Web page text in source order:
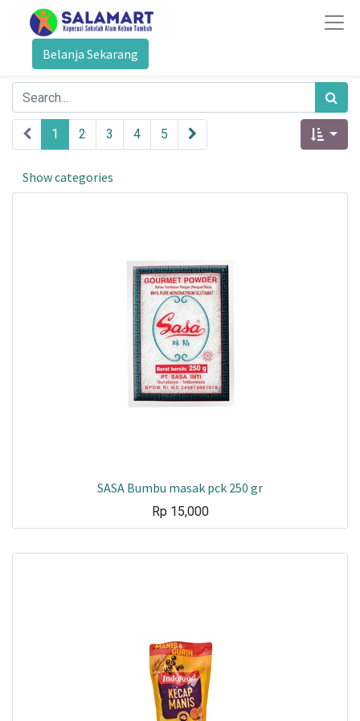
Belanja Sekarang
1 2 3 4 5
Show categories
SASA Bumbu masak pck 250 gr
Rp 15,000